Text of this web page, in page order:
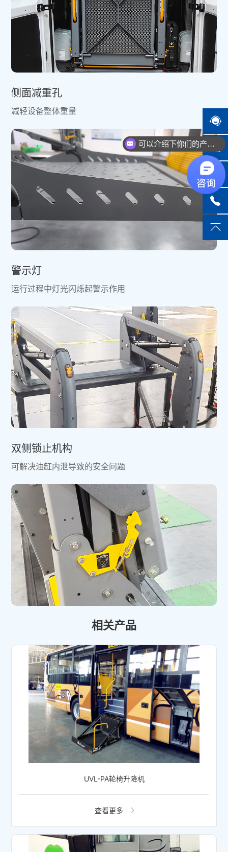
侧面减重孔
减轻设备整体重量
警示灯
运行过程中灯光闪烁起警示作用
双侧锁止机构
可解决油缸内泄导致的安全问题
相关产品
UVL-PA轮椅升降机
查看更多
可以介绍下你们的产品么？
你们是怎么收费的呢？